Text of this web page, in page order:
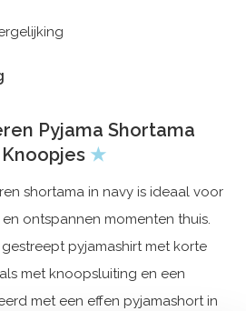
Pyjama Shortama
★
shortama in navy is ideaal voor
ontspannen momenten thuis.
pyjamashirt met korte
met knoopsluiting en een
met een effen pyjamashort in